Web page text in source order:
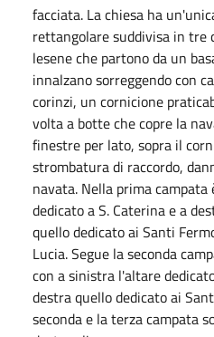
facciata. La chiesa ha
rettangolare suddivisa in tre
lesene che partono da un
innalzano sorreggendo con
corinzi, un cornicione
volta a botte che copre la
finestre per lato, sopra il
strombatura di raccordo,
navata. Nella prima
dedicato a S. Caterina e a
quello dedicato ai Santi
Lucia. Segue la seconda
con a sinistra l'altare
destra quello dedicato ai
seconda e la terza campata